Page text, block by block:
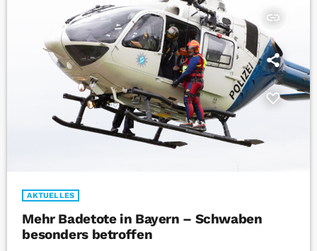
insert_link
AKTUELLES
Mehr Badetote in Bayern – Schwaben
besonders betroffen